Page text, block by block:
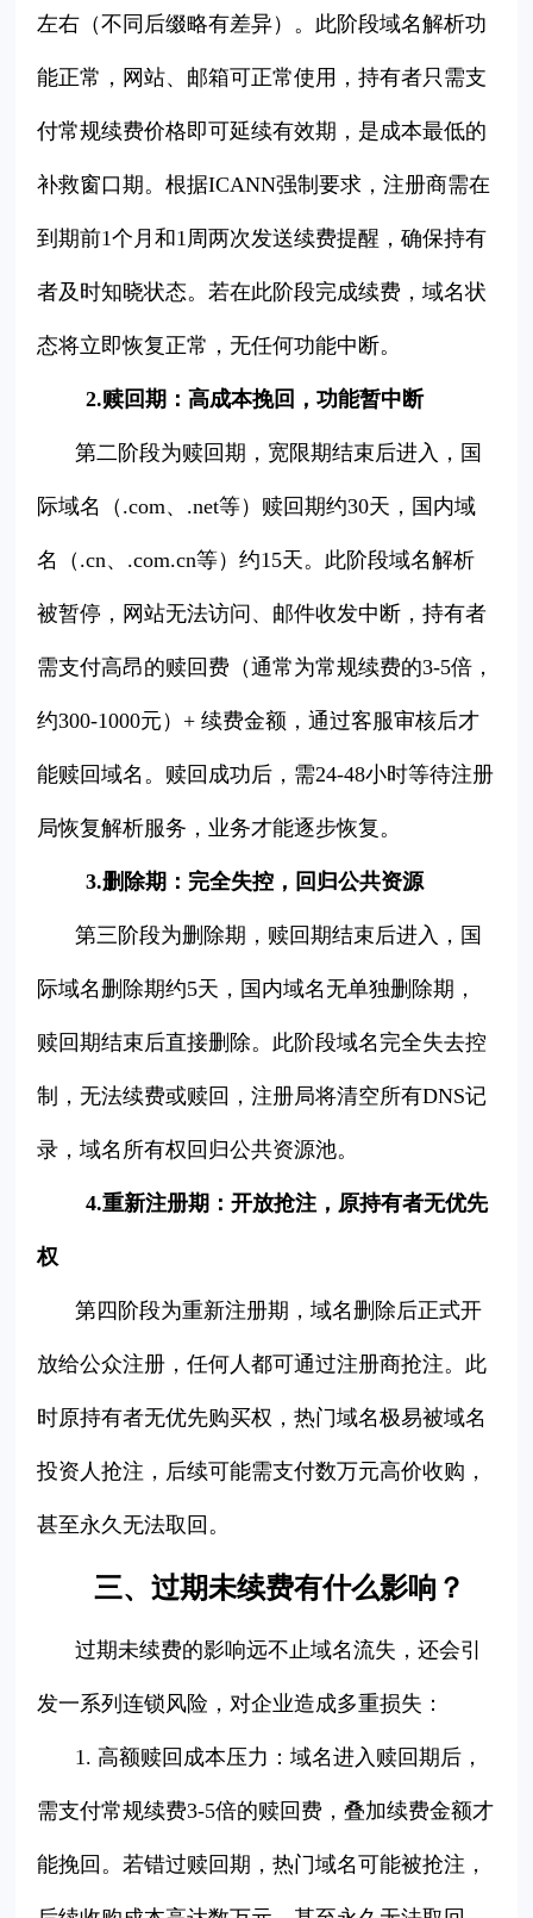
左右（不同后缀略有差异）。此阶段域名解析功
能正常，网站、邮箱可正常使用，持有者只需支
付常规续费价格即可延续有效期，是成本最低的
补救窗口期。根据ICANN强制要求，注册商需在
到期前1个月和1周两次发送续费提醒，确保持有
者及时知晓状态。若在此阶段完成续费，域名状
态将立即恢复正常，无任何功能中断。
2.赎回期：高成本挽回，功能暂中断
第二阶段为赎回期，宽限期结束后进入，国
际域名（.com、.net等）赎回期约30天，国内域
名（.cn、.com.cn等）约15天。此阶段域名解析
被暂停，网站无法访问、邮件收发中断，持有者
需支付高昂的赎回费（通常为常规续费的3-5倍，
约300-1000元）+ 续费金额，通过客服审核后才
能赎回域名。赎回成功后，需24-48小时等待注册
局恢复解析服务，业务才能逐步恢复。
3.删除期：完全失控，回归公共资源
第三阶段为删除期，赎回期结束后进入，国
际域名删除期约5天，国内域名无单独删除期，
赎回期结束后直接删除。此阶段域名完全失去控
制，无法续费或赎回，注册局将清空所有DNS记
录，域名所有权回归公共资源池。
4.重新注册期：开放抢注，原持有者无优先
权
第四阶段为重新注册期，域名删除后正式开
放给公众注册，任何人都可通过注册商抢注。此
时原持有者无优先购买权，热门域名极易被域名
投资人抢注，后续可能需支付数万元高价收购，
甚至永久无法取回。
三、过期未续费有什么影响？
过期未续费的影响远不止域名流失，还会引
发一系列连锁风险，对企业造成多重损失：
1. 高额赎回成本压力：域名进入赎回期后，
需支付常规续费3-5倍的赎回费，叠加续费金额才
能挽回。若错过赎回期，热门域名可能被抢注，